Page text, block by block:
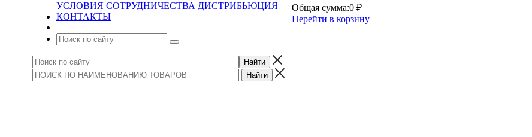
УСЛОВИЯ СОТРУДНИЧЕСТВА ДИСТРИБЬЮЦИЯ
КОНТАКТЫ
Общая сумма:0 ₽
Перейти в корзину